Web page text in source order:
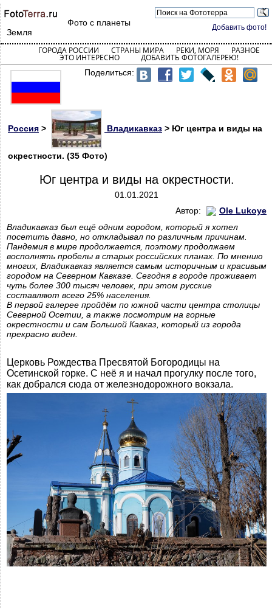
Добавить фото!
Фото с планеты
Земля
ГОРОДА РОССИИ СТРАНЫ МИРА РЕКИ, МОРЯ РАЗНОЕ
ЭТО ИНТЕРЕСНО ДОБАВИТЬ ФОТОГАЛЕРЕЮ!
Поделиться:
Россия > Владикавказ > Юг центра и виды на
окрестности. (35 Фото)
Юг центра и виды на окрестности.
01.01.2021
Автор:
Ole Lukoye
Владикавказ был ещё одним городом, который я хотел
посетить давно, но откладывал по различным причинам.
Пандемия в мире продолжается, поэтому продолжаем
восполнять пробелы в старых российских планах. По мнению
многих, Владикавказ является самым историчным и красивым
городом на Северном Кавказе. Сегодня в городе проживает
чуть более 300 тысяч человек, при этом русские
составляют всего 25% населения.
В первой галерее пройдём по южной части центра столицы
Северной Осетии, а также посмотрим на горные
окрестности и сам Большой Кавказ, который из города
прекрасно виден.
Церковь Рождества Пресвятой Богородицы на
Осетинской горке. С неё я и начал прогулку после того,
как добрался сюда от железнодорожного вокзала.